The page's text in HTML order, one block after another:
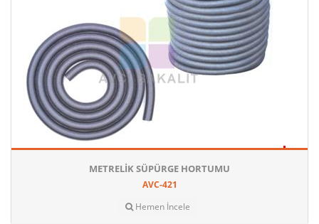
METRELIK SÜPÜRGE HORTUMU
AVC-421
Hemen İncele